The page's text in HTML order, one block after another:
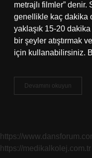
metrajlı filmler” denir.
genellikle kaç dakika
yaklaşık 15-20
bir şeyler atıştırmak
için kullanabilirsiniz.
Devamını okuyun
Film
https://
https://medikalkolej.com.tr